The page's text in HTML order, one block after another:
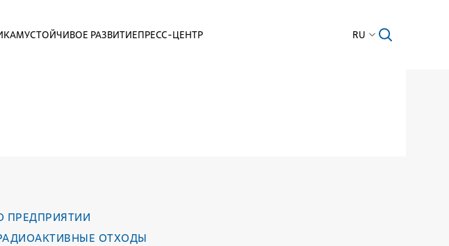
УСТОЙЧИВОЕ РАЗВИТИЕПРЕСС-ЦЕНТР RU
ПРЕДПРИЯТИИ
ОТХОДЫ